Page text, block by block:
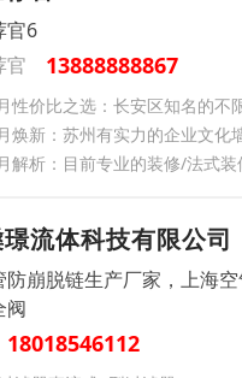
官6
官
13888888867
流体科技有限公司
防崩脱链生产厂家，上海
阀
18018546112